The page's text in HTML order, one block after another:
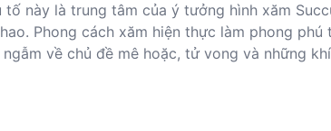
này là trung tâm của ý tưởng hình xăm
Phong cách xăm hiện thực làm phong phú
về chủ đề mê hoặc, tử vong và những